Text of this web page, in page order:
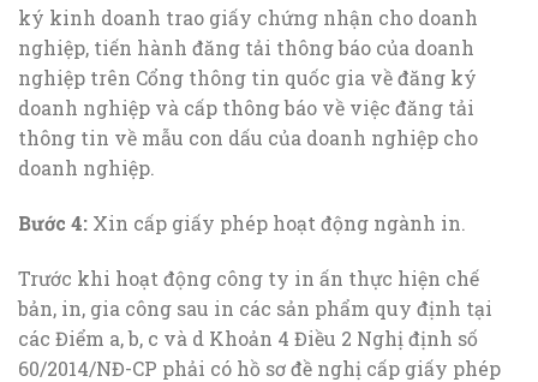
ký kinh doanh trao giấy chứng nhận cho doanh
nghiệp, tiến hành đăng tải thông báo của doanh
nghiệp trên Cổng thông tin quốc gia về đăng ký
doanh nghiệp và cấp thông báo về việc đăng tải
thông tin về mẫu con dấu của doanh nghiệp cho
doanh nghiệp.
Bước 4: Xin cấp giấy phép hoạt động ngành in.
Trước khi hoạt động công ty in ấn thực hiện chế
bản, in, gia công sau in các sản phẩm quy định tại
các Điểm a, b, c và d Khoản 4 Điều 2 Nghị định số
60/2014/NĐ-CP phải có hồ sơ đề nghị cấp giấy phép